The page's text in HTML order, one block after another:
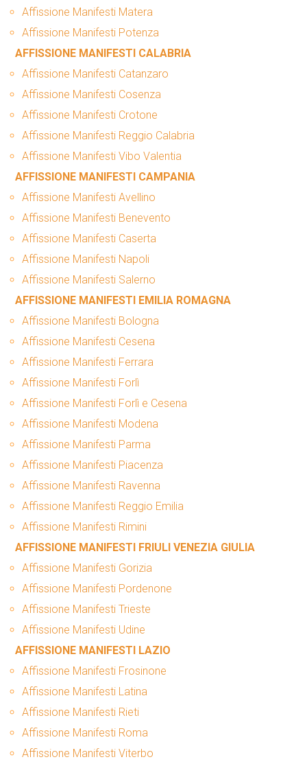
Affissione Manifesti Matera
Affissione Manifesti Potenza
AFFISSIONE MANIFESTI CALABRIA
Affissione Manifesti Catanzaro
Affissione Manifesti Cosenza
Affissione Manifesti Crotone
Affissione Manifesti Reggio Calabria
Affissione Manifesti Vibo Valentia
AFFISSIONE MANIFESTI CAMPANIA
Affissione Manifesti Avellino
Affissione Manifesti Benevento
Affissione Manifesti Caserta
Affissione Manifesti Napoli
Affissione Manifesti Salerno
AFFISSIONE MANIFESTI EMILIA ROMAGNA
Affissione Manifesti Bologna
Affissione Manifesti Cesena
Affissione Manifesti Ferrara
Affissione Manifesti Forlì
Affissione Manifesti Forlì e Cesena
Affissione Manifesti Modena
Affissione Manifesti Parma
Affissione Manifesti Piacenza
Affissione Manifesti Ravenna
Affissione Manifesti Reggio Emilia
Affissione Manifesti Rimini
AFFISSIONE MANIFESTI FRIULI VENEZIA GIULIA
Affissione Manifesti Gorizia
Affissione Manifesti Pordenone
Affissione Manifesti Trieste
Affissione Manifesti Udine
AFFISSIONE MANIFESTI LAZIO
Affissione Manifesti Frosinone
Affissione Manifesti Latina
Affissione Manifesti Rieti
Affissione Manifesti Roma
Affissione Manifesti Viterbo